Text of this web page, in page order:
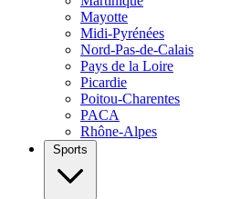
Mayotte
Midi-Pyrénées
Nord-Pas-de-Calais
Pays de la Loire
Picardie
Poitou-Charentes
PACA
Rhône-Alpes
Sports